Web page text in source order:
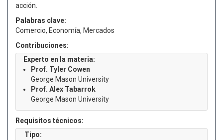
acción.
Palabras clave:
Comercio, Economía, Mercados
Contribuciones:
Experto en la materia:
Prof. Tyler Cowen
George Mason University
Prof. Alex Tabarrok
George Mason University
Requisitos técnicos:
Tipo: